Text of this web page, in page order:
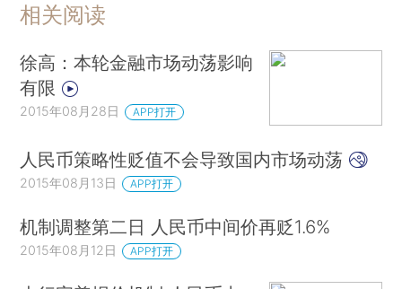
相关阅读
徐高：本轮金融市场动荡影响
有限
2015年08月28日 APP打开
人民币策略性贬值不会导致国内市场动荡
2015年08月13日 APP打开
机制调整第二日 人民币中间价再贬1.6%
2015年08月12日 APP打开